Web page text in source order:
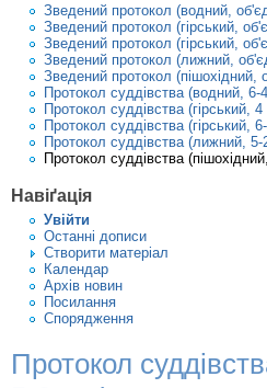
е
м
е
н
ю
Зведений протокол (водний,
Зведений протокол (гірський,
Зведений протокол (гірський,
Зведений протокол (лижний,
Зведений протокол (пішохідний,
Протокол суддівства (водний, 6-
Протокол суддівства (гірський, 4
Протокол суддівства (гірський,
Протокол суддівства (лижний, 5-
Протокол суддівства
Навіґація
Увiйти
Останні дописи
Створити матерiал
Календар
Архів новин
Посилання
Спорядження
Протокол